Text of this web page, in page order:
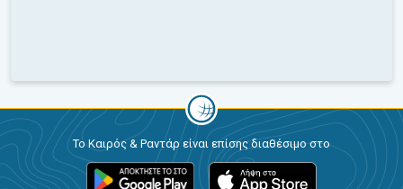
Το Καιρός & Ραντάρ είναι επίσης διαθέσιμο στο